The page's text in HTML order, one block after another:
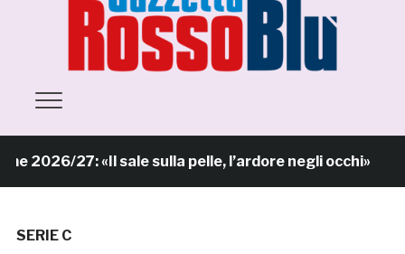
27: «Il sale sulla pelle, l’ardore negli occhi»
SERIE C